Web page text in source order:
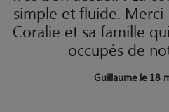
simple et fluide. Merci
Coralie et sa famille
occupés de
Guillaume le 18